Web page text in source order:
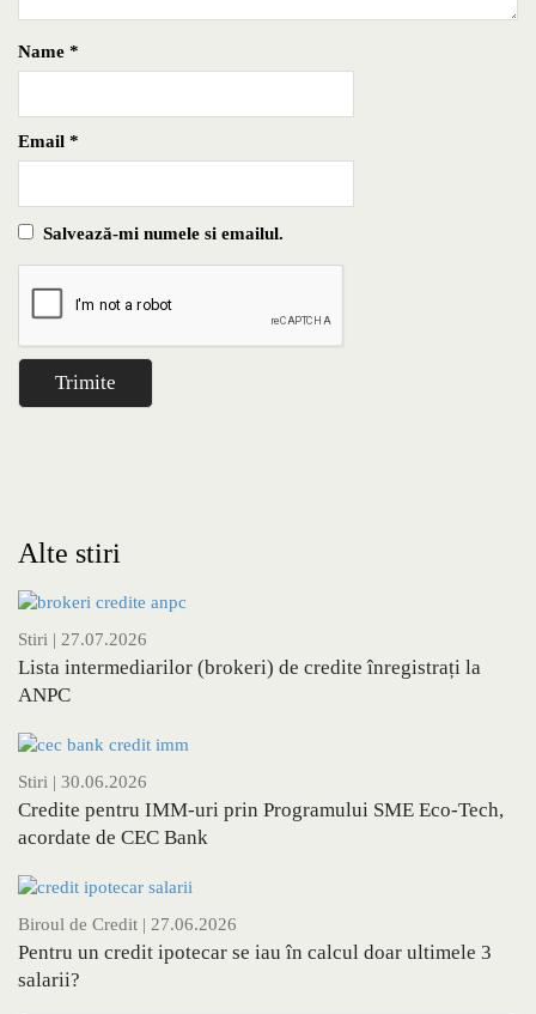
Name *
Email *
Salvează-mi numele si emailul.
Alte stiri
Stiri | 27.07.2026
Lista intermediarilor (brokeri) de credite înregistrați la
ANPC
Stiri | 30.06.2026
Credite pentru IMM-uri prin Programului SME Eco-Tech,
acordate de CEC Bank
Biroul de Credit | 27.06.2026
Pentru un credit ipotecar se iau în calcul doar ultimele 3
salarii?